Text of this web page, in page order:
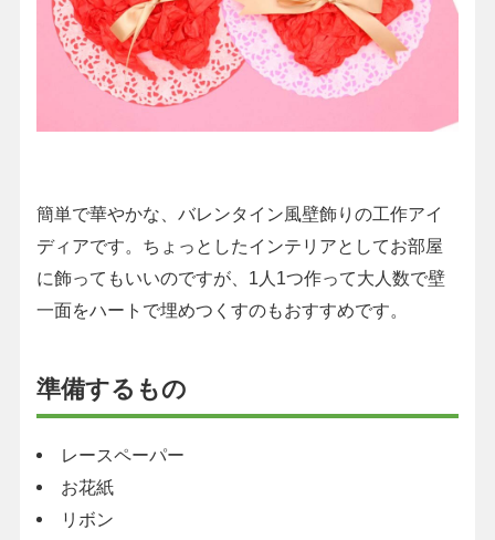
簡単で華やかな、バレンタイン風壁飾りの工作アイ
ディアです。ちょっとしたインテリアとしてお部屋
に飾ってもいいのですが、1人1つ作って大人数で壁
一面をハートで埋めつくすのもおすすめです。
準備するもの
レースペーパー
お花紙
リボン